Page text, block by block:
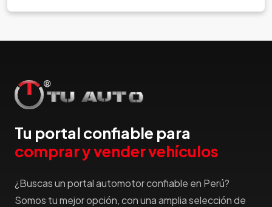
Tu portal confiable para
comprar y vender vehículos
¿Buscas un portal automotor confiable en Perú?
Somos tu mejor opción, con una amplia selección de